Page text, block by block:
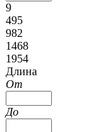
9
495
982
1468
1954
Длина
От
До